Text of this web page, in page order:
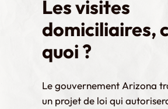
Les visites
domiciliaires,
quoi ?
Le gouvernement Arizona
un projet de loi qui